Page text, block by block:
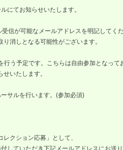
にてお知らせいたします。
信が可能なメールアドレスを明記してくだ
消しとなる可能性がございます。
う予定です。こちらは自由参加となって
いたします。
サルを行います。(参加必須)
クション応募」として、
していただき下記メールアドレスにお送り